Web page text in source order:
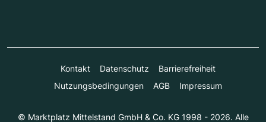
Kontakt Datenschutz
Barrierefreiheit
Nutzungsbedingungen
AGB Impressum
© Marktplatz Mittelstand GmbH & Co. KG 1998 - 2026. Alle